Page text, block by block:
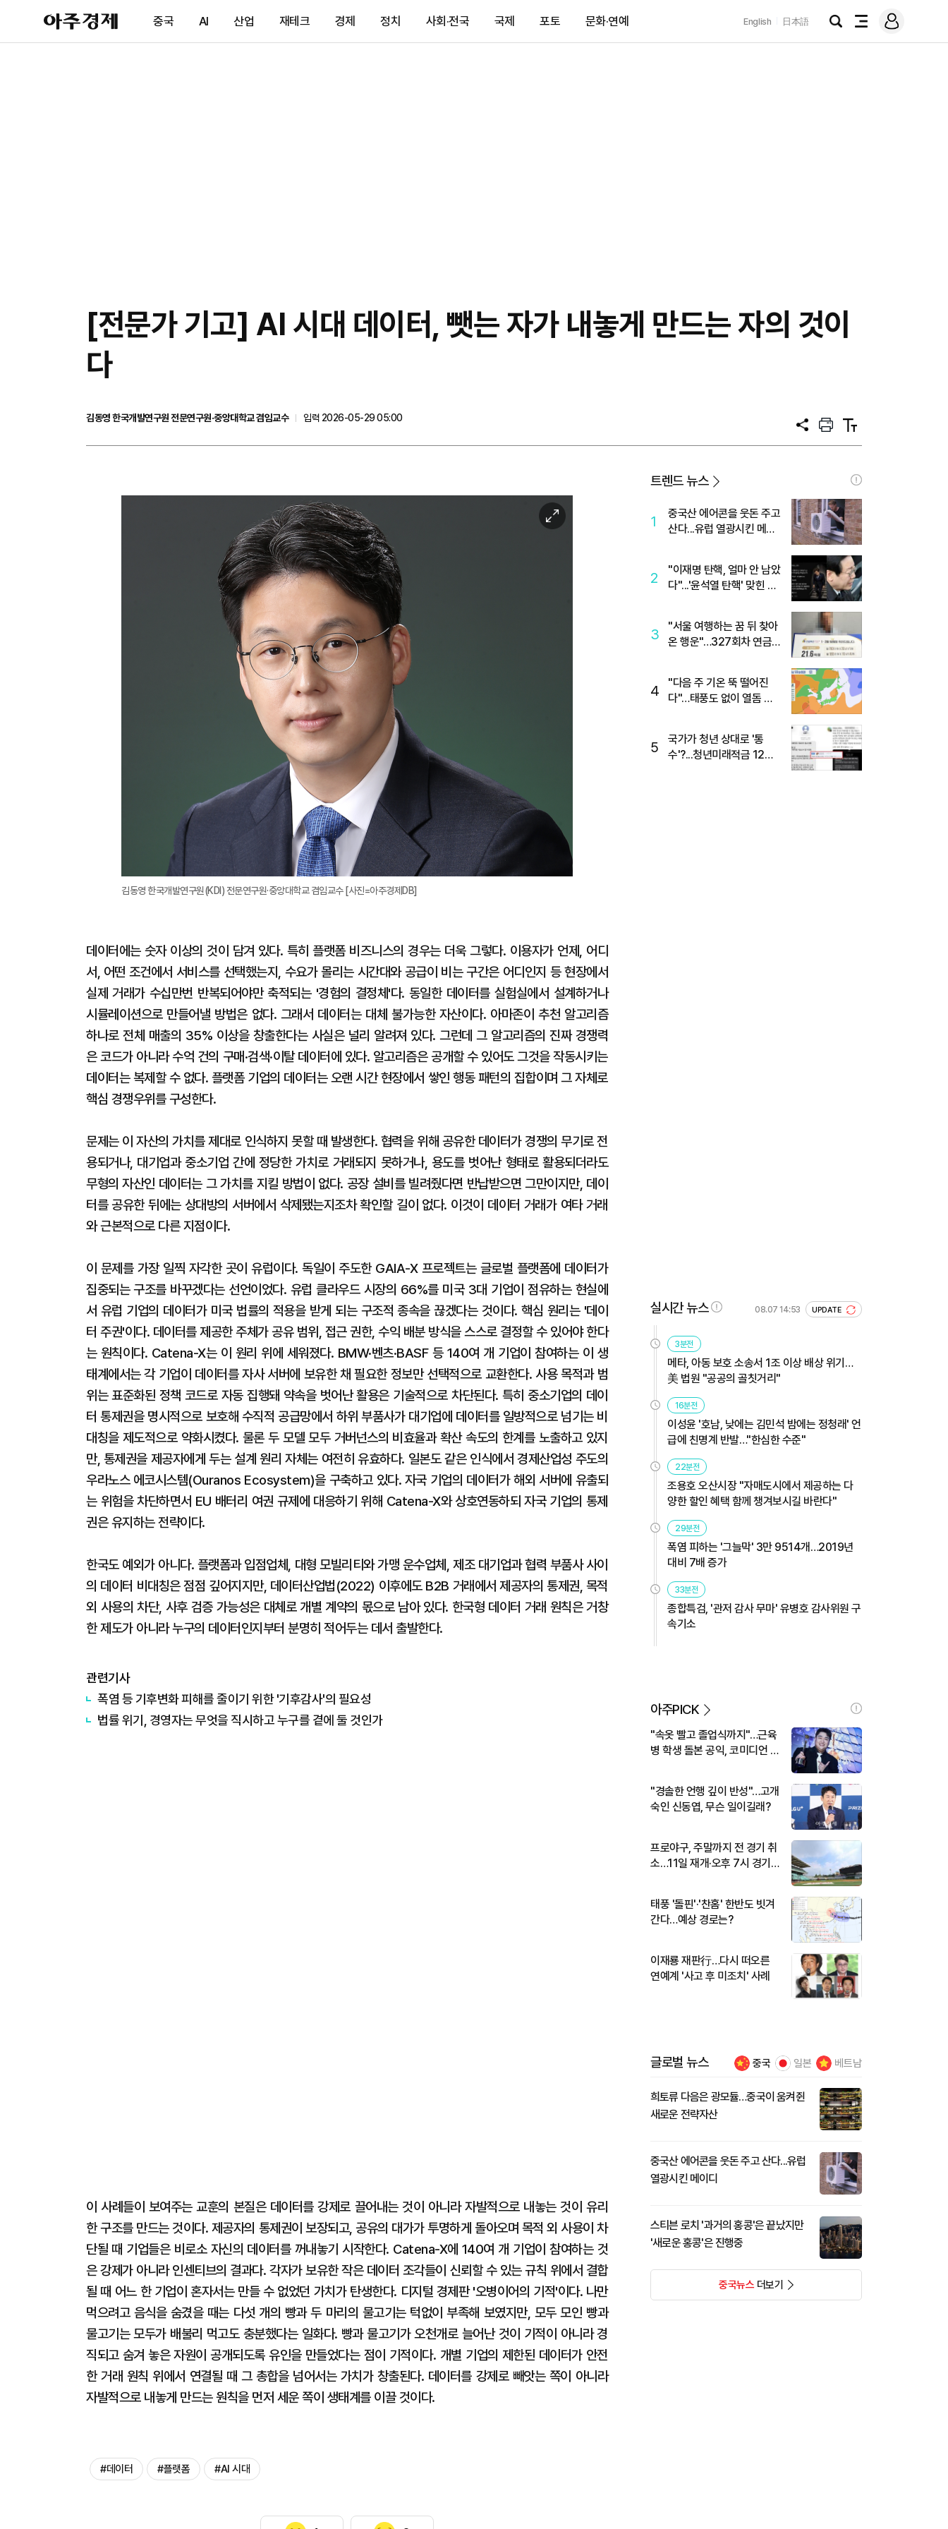
아
주
제
중국 AI 산업 재테크 경제 정치 사회·전국 국제 포토 문화·연예 English 日本語
검
전
메
그
[전문가 기고] AI 시대 데이터, 뺏는 자가 내놓게 만드는 자의 것이
다
김동영 한국개발연구원 전문연구원·중앙대학교 겸임교수
입력 2026-05-29 05:00
공
프
트
텍
트
이
미
김동영 한국개발연구원(KDI) 전문연구원·중앙대학교 겸임교수 [사진=아주경제DB]
데이터에는 숫자 이상의 것이 담겨 있다. 특히 플랫폼 비즈니스의 경우는 더욱 그렇다. 이용자가 언제, 어디
서, 어떤 조건에서 서비스를 선택했는지, 수요가 몰리는 시간대와 공급이 비는 구간은 어디인지 등 현장에서
실제 거래가 수십만번 반복되어야만 축적되는 '경험의 결정체'다. 동일한 데이터를 실험실에서 설계하거나
시뮬레이션으로 만들어낼 방법은 없다. 그래서 데이터는 대체 불가능한 자산이다. 아마존이 추천 알고리즘
하나로 전체 매출의 35% 이상을 창출한다는 사실은 널리 알려져 있다. 그런데 그 알고리즘의 진짜 경쟁력
은 코드가 아니라 수억 건의 구매·검색·이탈 데이터에 있다. 알고리즘은 공개할 수 있어도 그것을 작동시키는
데이터는 복제할 수 없다. 플랫폼 기업의 데이터는 오랜 시간 현장에서 쌓인 행동 패턴의 집합이며 그 자체로
핵심 경쟁우위를 구성한다.
문제는 이 자산의 가치를 제대로 인식하지 못할 때 발생한다. 협력을 위해 공유한 데이터가 경쟁의 무기로 전
용되거나, 대기업과 중소기업 간에 정당한 가치로 거래되지 못하거나, 용도를 벗어난 형태로 활용되더라도
무형의 자산인 데이터는 그 가치를 지킬 방법이 없다. 공장 설비를 빌려줬다면 반납받으면 그만이지만, 데이
터를 공유한 뒤에는 상대방의 서버에서 삭제됐는지조차 확인할 길이 없다. 이것이 데이터 거래가 여타 거래
와 근본적으로 다른 지점이다.
이 문제를 가장 일찍 자각한 곳이 유럽이다. 독일이 주도한 GAIA-X 프로젝트는 글로벌 플랫폼에 데이터가
집중되는 구조를 바꾸겠다는 선언이었다. 유럽 클라우드 시장의 66%를 미국 3대 기업이 점유하는 현실에
서 유럽 기업의 데이터가 미국 법률의 적용을 받게 되는 구조적 종속을 끊겠다는 것이다. 핵심 원리는 '데이
터 주권'이다. 데이터를 제공한 주체가 공유 범위, 접근 권한, 수익 배분 방식을 스스로 결정할 수 있어야 한다
는 원칙이다. Catena-X는 이 원리 위에 세워졌다. BMW·벤츠·BASF 등 140여 개 기업이 참여하는 이 생
태계에서는 각 기업이 데이터를 자사 서버에 보유한 채 필요한 정보만 선택적으로 교환한다. 사용 목적과 범
위는 표준화된 정책 코드로 자동 집행돼 약속을 벗어난 활용은 기술적으로 차단된다. 특히 중소기업의 데이
터 통제권을 명시적으로 보호해 수직적 공급망에서 하위 부품사가 대기업에 데이터를 일방적으로 넘기는 비
대칭을 제도적으로 약화시켰다. 물론 두 모델 모두 거버넌스의 비효율과 확산 속도의 한계를 노출하고 있지
만, 통제권을 제공자에게 두는 설계 원리 자체는 여전히 유효하다. 일본도 같은 인식에서 경제산업성 주도의
우라노스 에코시스템(Ouranos Ecosystem)을 구축하고 있다. 자국 기업의 데이터가 해외 서버에 유출되
는 위험을 차단하면서 EU 배터리 여권 규제에 대응하기 위해 Catena-X와 상호연동하되 자국 기업의 통제
권은 유지하는 전략이다.
한국도 예외가 아니다. 플랫폼과 입점업체, 대형 모빌리티와 가맹 운수업체, 제조 대기업과 협력 부품사 사이
의 데이터 비대칭은 점점 깊어지지만, 데이터산업법(2022) 이후에도 B2B 거래에서 제공자의 통제권, 목적
외 사용의 차단, 사후 검증 가능성은 대체로 개별 계약의 몫으로 남아 있다. 한국형 데이터 거래 원칙은 거창
한 제도가 아니라 누구의 데이터인지부터 분명히 적어두는 데서 출발한다.
관련기사
폭염 등 기후변화 피해를 줄이기 위한 '기후감사'의 필요성
법률 위기, 경영자는 무엇을 직시하고 누구를 곁에 둘 것인가
이 사례들이 보여주는 교훈의 본질은 데이터를 강제로 끌어내는 것이 아니라 자발적으로 내놓는 것이 유리
한 구조를 만드는 것이다. 제공자의 통제권이 보장되고, 공유의 대가가 투명하게 돌아오며 목적 외 사용이 차
단될 때 기업들은 비로소 자신의 데이터를 꺼내놓기 시작한다. Catena-X에 140여 개 기업이 참여하는 것
은 강제가 아니라 인센티브의 결과다. 각자가 보유한 작은 데이터 조각들이 신뢰할 수 있는 규칙 위에서 결합
될 때 어느 한 기업이 혼자서는 만들 수 없었던 가치가 탄생한다. 디지털 경제판 '오병이어의 기적'이다. 나만
먹으려고 음식을 숨겼을 때는 다섯 개의 빵과 두 마리의 물고기는 턱없이 부족해 보였지만, 모두 모인 빵과
물고기는 모두가 배불리 먹고도 충분했다는 일화다. 빵과 물고기가 오천개로 늘어난 것이 기적이 아니라 경
직되고 숨겨 놓은 자원이 공개되도록 유인을 만들었다는 점이 기적이다. 개별 기업의 제한된 데이터가 안전
한 거래 원칙 위에서 연결될 때 그 총합을 넘어서는 가치가 창출된다. 데이터를 강제로 빼앗는 쪽이 아니라
자발적으로 내놓게 만드는 원칙을 먼저 세운 쪽이 생태계를 이끌 것이다.
#데이터 #플랫폼 #AI 시대
트렌드 뉴스
1
중국산 에어콘을 웃돈 주고
산다...유럽 열광시킨 메이
2
"이재명 탄핵, 얼마 안 남았
다"...'윤석열 탄핵' 맞힌 무
3
"서울 여행하는 꿈 뒤 찾아
온 행운"…327회차 연금
4
"다음 주 기온 뚝 떨어진
다"…태풍도 없이 열돔 박
5
국가가 청년 상대로 '통
수'?...청년미래적금 12%
실시간 뉴스 08.07 14:53 UPDATE
3분전
메타, 아동 보호 소송서 1조 이상 배상 위기…
美 법원 "공공의 골칫거리"
16분전
이성윤 '호남, 낮에는 김민석 밤에는 정청래' 언
급에 친명계 반발…"한심한 수준"
22분전
조용호 오산시장 "자매도시에서 제공하는 다
양한 할인 혜택 함께 챙겨보시길 바란다"
29분전
폭염 피하는 '그늘막' 3만 9514개…2019년
대비 7배 증가
33분전
종합특검, '관저 감사 무마' 유병호 감사위원 구
속기소
아주PICK
"속옷 빨고 졸업식까지"…근육
병 학생 돌본 공익, 코미디언 김
"경솔한 언행 깊이 반성"…고개
숙인 신동엽, 무슨 일이길래?
프로야구, 주말까지 전 경기 취
소…11일 재개·오후 7시 경기
태풍 '돌핀'·'찬홈' 한반도 빗겨
간다…예상 경로는?
이재룡 재판行…다시 떠오른
연예계 '사고 후 미조치' 사례
글로벌 뉴스 중국 일본 베트남
희토류 다음은 광모듈…중국이 움켜쥔
새로운 전략자산
중국산 에어콘을 웃돈 주고 산다...유럽
열광시킨 메이디
스티븐 로치 '과거의 홍콩'은 끝났지만
'새로운 홍콩'은 진행중
중국뉴스더보기